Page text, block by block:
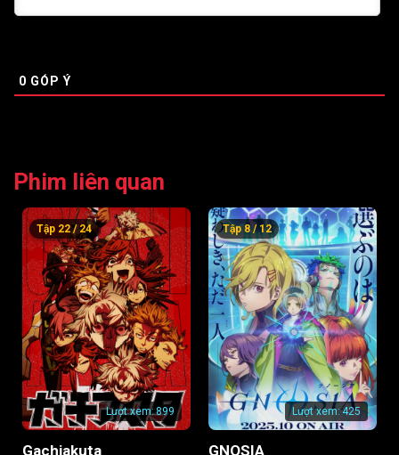
0 GÓP Ý
Phim liên quan
Lượt xem:899
Tập 22 / 24
Gachiakuta
Lượt xem: 425
Tập 8 / 12
GNOSIA